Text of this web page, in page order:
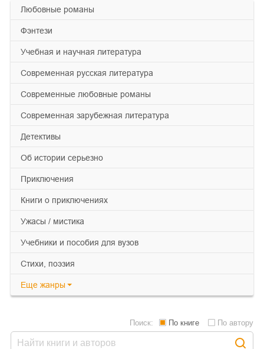
любовные романы
фэнтези
учебная и научная литература
современная русская литература
современные любовные романы
современная зарубежная литература
детективы
об истории серьезно
приключения
книги о приключениях
ужасы / мистика
учебники и пособия для вузов
cтихи, поэзия
Еще жанры
Поиск: По книге По автору